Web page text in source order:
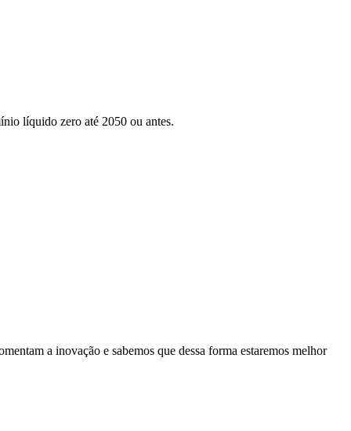
líquido zero até 2050 ou antes.
a inovação e sabemos que dessa forma estaremos melhor